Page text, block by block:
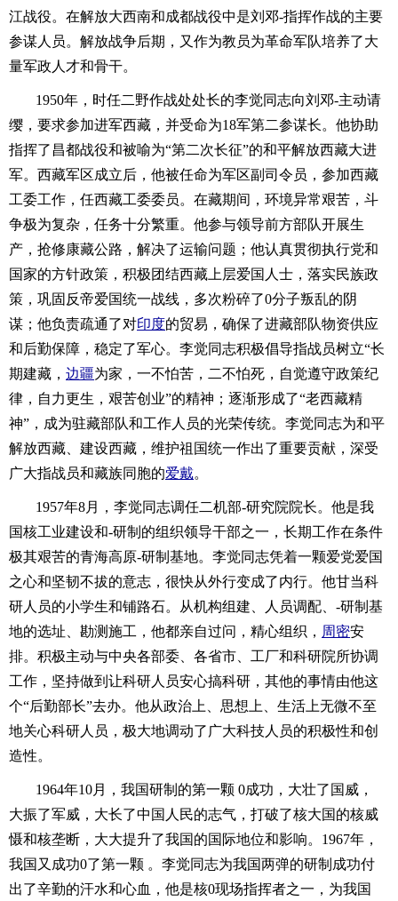
江战役。在解放大西南和成都战役中是刘邓-指挥作战的主要
参谋人员。解放战争后期，又作为教员为革命军队培养了大
量军政人才和骨干。
1950年，时任二野作战处处长的李觉同志向刘邓-主动请
缨，要求参加进军西藏，并受命为18军第二参谋长。他协助
指挥了昌都战役和被喻为“第二次长征”的和平解放西藏大进
军。西藏军区成立后，他被任命为军区副司令员，参加西藏
工委工作，任西藏工委委员。在藏期间，环境异常艰苦，斗
争极为复杂，任务十分繁重。他参与领导前方部队开展生
产，抢修康藏公路，解决了运输问题；他认真贯彻执行党和
国家的方针政策，积极团结西藏上层爱国人士，落实民族政
策，巩固反帝爱国统一战线，多次粉碎了0分子叛乱的阴
谋；他负责疏通了对印度的贸易，确保了进藏部队物资供应
和后勤保障，稳定了军心。李觉同志积极倡导指战员树立“长
期建藏， 边疆为家，一不怕苦，二不怕死，自觉遵守政策纪
律，自力更生，艰苦创业”的精神；逐渐形成了“老西藏精
神”，成为驻藏部队和工作人员的光荣传统。李觉同志为和平
解放西藏、建设西藏，维护祖国统一作出了重要贡献，深受
广大指战员和藏族同胞的爱戴。
1957年8月，李觉同志调任二机部-研究院院长。他是我
国核工业建设和-研制的组织领导干部之一，长期工作在条件
极其艰苦的青海高原-研制基地。李觉同志凭着一颗爱党爱国
之心和坚韧不拔的意志，很快从外行变成了内行。他甘当科
研人员的小学生和铺路石。从机构组建、人员调配、-研制基
地的选址、勘测施工，他都亲自过问，精心组织， 周密安
排。积极主动与中央各部委、各省市、工厂和科研院所协调
工作，坚持做到让科研人员安心搞科研，其他的事情由他这
个“后勤部长”去办。他从政治上、思想上、生活上无微不至
地关心科研人员，极大地调动了广大科技人员的积极性和创
造性。
1964年10月，我国研制的第一颗 0成功，大壮了国威，
大振了军威，大长了中国人民的志气，打破了核大国的核威
慑和核垄断，大大提升了我国的国际地位和影响。1967年，
我国又成功0了第一颗 。李觉同志为我国两弹的研制成功付
出了辛勤的汗水和心血，他是核0现场指挥者之一，为我国